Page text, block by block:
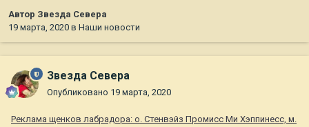
Автор Звезда Севера
19 марта, 2020 в Наши новости
Звезда Севера
Опубликовано 19 марта, 2020
Реклама щенков лабрадора: о. Стенвэйз Промисс Ми Хэппинесс, м.